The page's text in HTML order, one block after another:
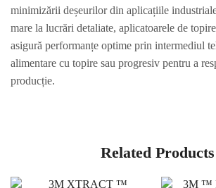
minimizării deșeurilor din aplicațiile
mare la lucrări detaliate, aplicatoarele de
asigură performanțe optime prin intermediul
alimentare cu topire sau progresiv pentru a
producție.
Related Products